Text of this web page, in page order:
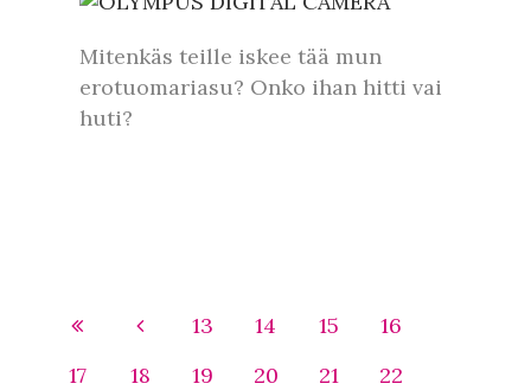
Mitenkäs teille iskee tää mun
erotuomariasu? Onko ihan hitti vai
huti?
13 14 15
16
17
18 19 20 21
22